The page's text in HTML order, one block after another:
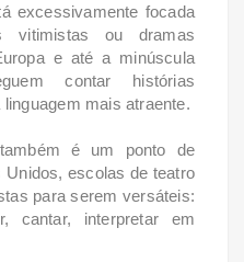
excessivamente focada
vitimistas ou dramas
e até a minúscula
contar histórias
mais atraente.
é um ponto de
escolas de teatro
para serem versáteis:
cantar, interpretar em